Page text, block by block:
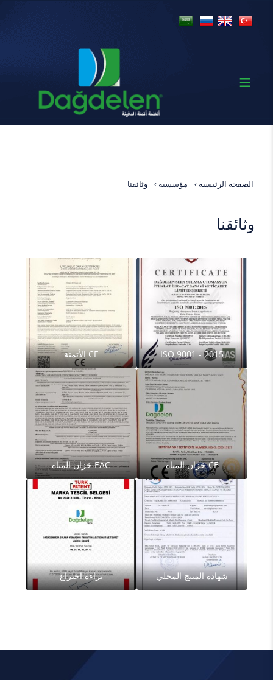
الصفحة الرئيسية مؤسسية وثائقنا
وثائقنا
ISO 9001 - 2015 CE الأتمتة
CE خزان المياه EAC خزان المياه
شهادة المنتج المحلي براءة اختراع